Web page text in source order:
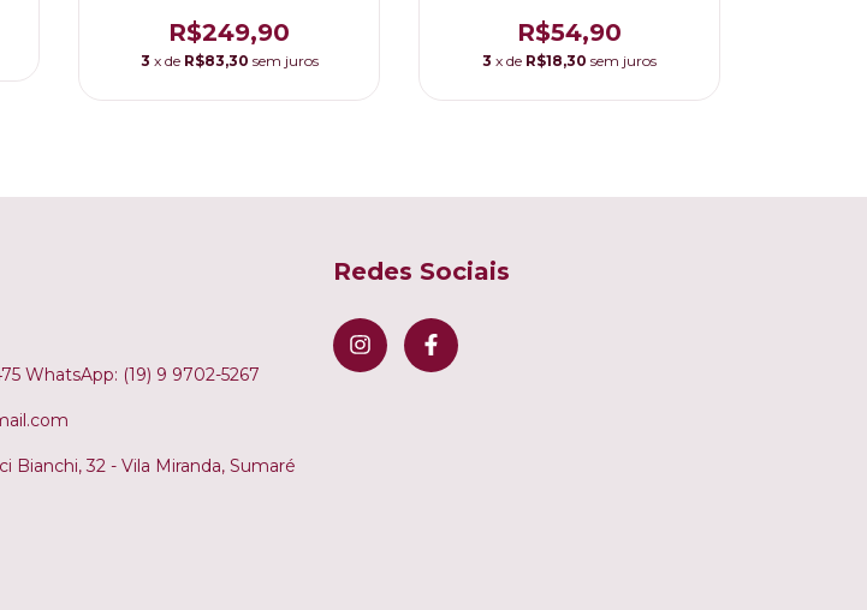
R$249,90
3 x de R$83,30 sem juros
R$54,90
3 x de R$18,30 sem juros
WhatsApp: (19) 9 9702-5267
Bianchi, 32 - Vila Miranda, Sumaré
Redes Sociais